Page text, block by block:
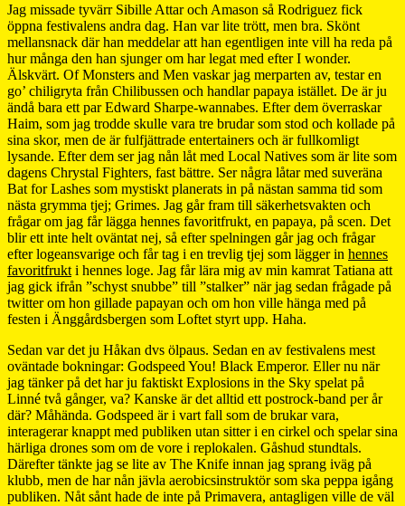
Jag missade tyvärr Sibille Attar och Amason så Rodriguez fick
öppna festivalens andra dag. Han var lite trött, men bra. Skönt
mellansnack där han meddelar att han egentligen inte vill ha reda på
hur många den han sjunger om har legat med efter I wonder.
Älskvärt. Of Monsters and Men vaskar jag merparten av, testar en
go’ chiligryta från Chilibussen och handlar papaya istället. De är ju
ändå bara ett par Edward Sharpe-wannabes. Efter dem överraskar
Haim, som jag trodde skulle vara tre brudar som stod och kollade på
sina skor, men de är fulfjättrade entertainers och är fullkomligt
lysande. Efter dem ser jag nån låt med Local Natives som är lite som
dagens Chrystal Fighters, fast bättre. Ser några låtar med suveräna
Bat for Lashes som mystiskt planerats in på nästan samma tid som
nästa grymma tjej; Grimes. Jag går fram till säkerhetsvakten och
frågar om jag får lägga hennes favoritfrukt, en papaya, på scen. Det
blir ett inte helt oväntat nej, så efter spelningen går jag och frågar
efter logeansvarige och får tag i en trevlig tjej som lägger in hennes
favoritfrukt i hennes loge. Jag får lära mig av min kamrat Tatiana att
jag gick ifrån ”schyst snubbe” till ”stalker” när jag sedan frågade på
twitter om hon gillade papayan och om hon ville hänga med på
festen i Änggårdsbergen som Loftet styrt upp. Haha.
Sedan var det ju Håkan dvs ölpaus. Sedan en av festivalens mest
oväntade bokningar: Godspeed You! Black Emperor. Eller nu när
jag tänker på det har ju faktiskt Explosions in the Sky spelat på
Linné två gånger, va? Kanske är det alltid ett postrock-band per år
där? Måhända. Godspeed är i vart fall som de brukar vara,
interagerar knappt med publiken utan sitter i en cirkel och spelar sina
härliga drones som om de vore i replokalen. Gåshud stundtals.
Därefter tänkte jag se lite av The Knife innan jag sprang iväg på
klubb, men de har nån jävla aerobicsinstruktör som ska peppa igång
publiken. Nåt sånt hade de inte på Primavera, antagligen ville de väl